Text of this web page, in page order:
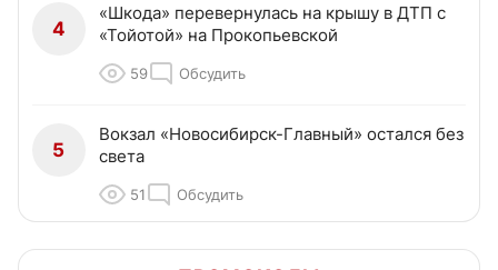
4
«Шкода» перевернулась на крышу в ДТП с
«Тойотой» на Прокопьевской
59 Обсудить
5
Вокзал «Новосибирск-Главный» остался без
света
51 Обсудить